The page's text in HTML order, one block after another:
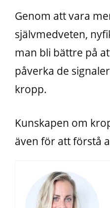
Genom att vara
självmedveten,
man bli bättre på
påverka de
kropp.
Kunskapen om
även för att förstå